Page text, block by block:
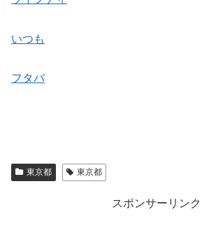
いつも
フタバ
東京都 東京都
スポンサーリンク